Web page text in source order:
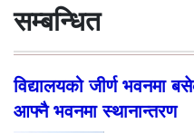
सम्बन्धित
विद्यालयको जीर्ण भवनमा
आफ्नै भवनमा स्थानान्तरण